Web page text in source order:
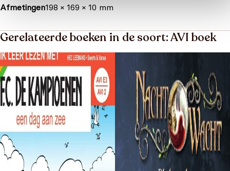
Afmetingen198 × 169 × 10 mm
Gerelateerde boeken in de soort: AVI boek